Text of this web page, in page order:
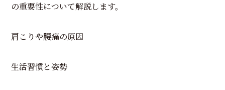
の重要性について解説します。
肩こりや腰痛の原因
生活習慣と姿勢